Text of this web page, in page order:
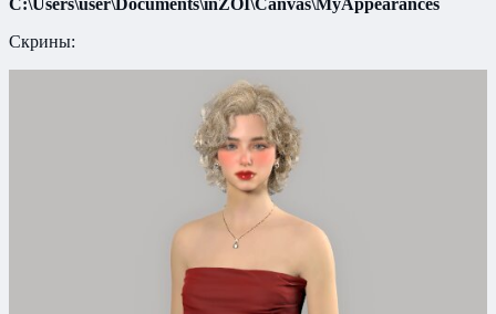
C:\Users\user\Documents\inZOI\Canvas\MyAppearances
Скрины: